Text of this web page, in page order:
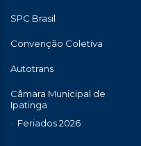
SPC Brasil
Convenção Coletiva
Autotrans
Câmara Municipal de
Ipatinga
Feriados 2026